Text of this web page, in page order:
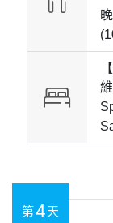
第4天